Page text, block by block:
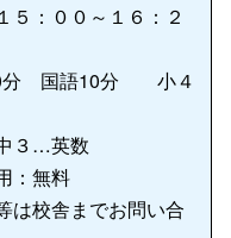
：００～１６：２
分 国語10分 小４
３…英数
無料
は校舎までお問い合